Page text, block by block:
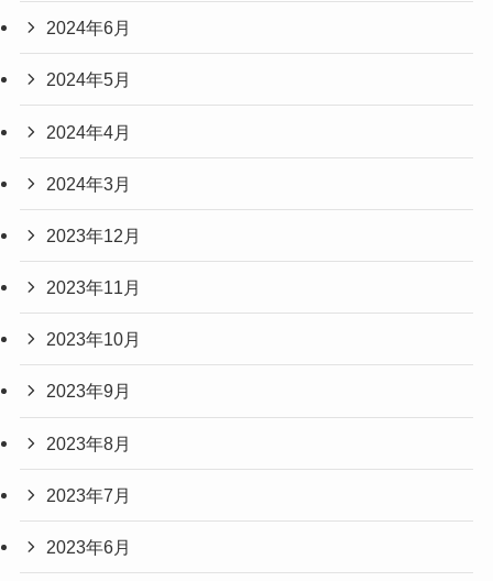
2024年6月
2024年5月
2024年4月
2024年3月
2023年12月
2023年11月
2023年10月
2023年9月
2023年8月
2023年7月
2023年6月